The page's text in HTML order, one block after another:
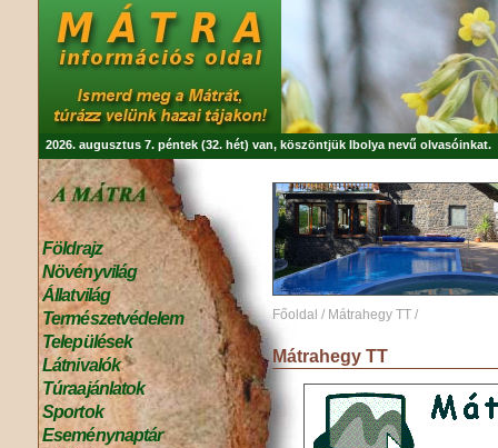
2026. augusztus 7. péntek (32. hét) van, köszöntjük Ibolya nevű olvasóinkat.
Földrajz
Növényvilág
Állatvilág
Természetvédelem
Települések
Látnivalók
Túraajánlatok
Sportok
Eseménynaptár
Főoldal / Mátrahegy TT /
Mátrahegy TT